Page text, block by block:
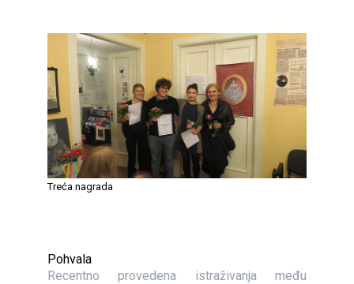
Treća nagrada
Pohvala
Recentno provedena istraživanja među